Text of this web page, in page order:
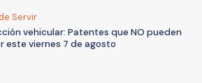
Servir
vehicular: Patentes que NO pueden
este viernes 7 de agosto